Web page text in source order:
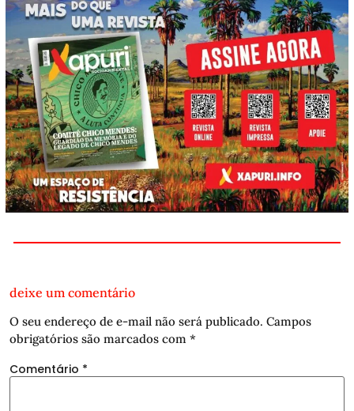
deixe um comentário
O seu endereço de e-mail não será publicado. Campos
obrigatórios são marcados com *
Comentário *